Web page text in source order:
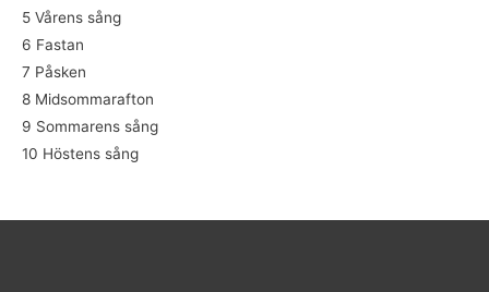
5 Vårens sång
6 Fastan
7 Påsken
8 Midsommarafton
9 Sommarens sång
10 Höstens sång